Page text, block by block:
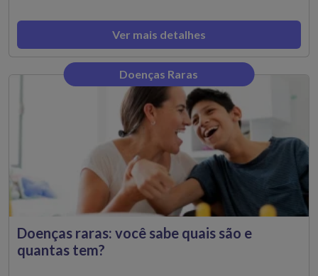
Ver mais detalhes
Doenças Raras
Doenças raras: você sabe quais são e
quantas tem?